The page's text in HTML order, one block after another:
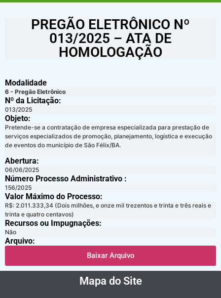
PREGÃO ELETRÔNICO Nº
013/2025 – ATA DE
HOMOLOGAÇÃO
Modalidade
6 - Pregão Eletrônico
Nº da Licitação: ​​
013/2025
Objeto:
Pretende-se a contratação de empresa especializada para prestação de
serviços especializados de promoção, planejamento, logística e execução
de eventos do município de São Félix/BA.
Abertura:
06/06/2025
Número Processo Administrativo :
156/2025
Valor Máximo do Processo: ​
R$: 2.011.333,34 (Dois milhões, e onze mil trezentos e trinta e três reais e
trinta e quatro centavos)
Recursos ou Impugnações: ​
Não
Arquivo:
Baixar Arquivo
Mapa do Site